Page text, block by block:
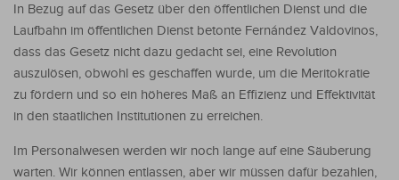
In Bezug auf das Gesetz über den öffentlichen Dienst und die
Laufbahn im öffentlichen Dienst betonte Fernández Valdovinos,
dass das Gesetz nicht dazu gedacht sei, eine Revolution
auszulösen, obwohl es geschaffen wurde, um die Meritokratie
zu fördern und so ein höheres Maß an Effizienz und Effektivität
in den staatlichen Institutionen zu erreichen.
Im Personalwesen werden wir noch lange auf eine Säuberung
warten. Wir können entlassen, aber wir müssen dafür bezahlen,